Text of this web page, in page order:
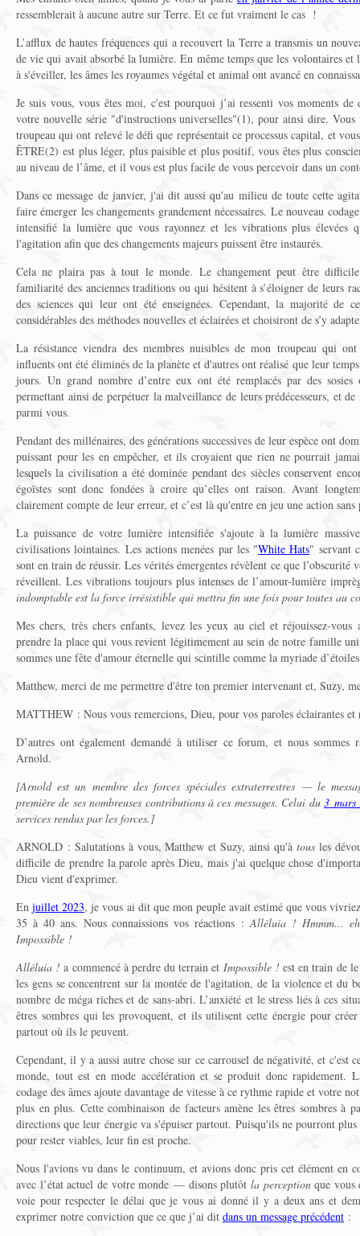
ressemblerait à aucune autre sur Terre. Et ce fut vraiment le cas !
L’afflux de hautes fréquences qui a recouvert la Terre a transmis un
de vie qui avait absorbé la lumière. En même temps que les volontaires et
à s'éveiller, les âmes les royaumes végétal et animal ont avancé en
Je suis vous, vous êtes moi, c'est pourquoi j’ai ressenti vos moments
votre nouvelle série "d'instructions universelles"(1), pour ainsi dire. Vous
troupeau qui ont relevé le défi que représentait ce processus capital, et
ÊTRE(2) est plus léger, plus paisible et plus positif, vous êtes plus
au niveau de l’âme, et il vous est plus facile de vous percevoir dans un
Dans ce message de janvier, j'ai dit aussi qu'au milieu de toute cette
faire émerger les changements grandement nécessaires. Le nouveau
intensifié la lumière que vous rayonnez et les vibrations plus élevées
l'agitation afin que des changements majeurs puissent être instaurés.
Cela ne plaira pas à tout le monde. Le changement peut être
familiarité des anciennes traditions ou qui hésitent à s’éloigner de leurs
des sciences qui leur ont été enseignées. Cependant,la majoritéde
considérables des méthodes nouvelles et éclairées et choisiront de s’y
La résistance viendra des membres nuisibles de mon troupeau qui
influents ont été éliminés de la planète et d'autres ont réalisé que leur
jours. Un grand nombre d’entre eux ont été remplacés par des
permettant ainsi de perpétuer la malveillance de leurs prédécesseurs, et
parmi vous.
Pendant des millénaires, des générations successives de leur espèce ont
puissant pour les en empêcher, et ils croyaient que rien ne pourrait
lesquels la civilisation a été dominée pendant des siècles conservent
égoïstes sont donc fondées à croire qu’elles ont raison. Avant
clairement compte de leur erreur, et c’est là qu'entre en jeu une action
La puissance de votre lumière intensifiée s'ajoute à la lumière
civilisations lointaines. Les actions menées par les "White Hats" servant
sont en train de réussir. Les vérités émergentes révèlent ce que l’obscurité
réveillent. Les vibrations toujours plus intenses de l’amour-lumière
indomptable est la force irrésistible qui mettra fin une fois pour toutes au
Mes chers, très chers enfants, levez les yeux au ciel et réjouissez-
prendre la place qui vous revient légitimement au sein de notre famille
sommes une fête d'amour éternelle qui scintille comme la myriade
Matthew, merci de me permettre d'être ton premier intervenant et, Suzy,
MATTHEW : Nous vous remercions, Dieu, pour vos paroles éclairantes et
D’autres ont également demandé à utiliser ce forum, et nous
Arnold.
[Arnold est un membre des forces spéciales extraterrestres — le
première de ses nombreuses contributions à ces messages. Celui du3 mars
services rendus par les forces.]
ARNOLD : Salutations à vous, Matthew et Suzy, ainsi qu'à tousles
difficile de prendre la parole après Dieu, mais j'ai quelque chose
Dieu vient d'exprimer.
Enjuillet 2023, je vous ai dit que mon peuple avait estimé que vous
35 à 40 ans. Nous connaissions vos réactions :Alléluia ! Hmmm...
Impossible !
Alléluia ! a commencé à perdre du terrain et Impossible ! est en train de
les gens se concentrent sur la montée de l'agitation, de la violence et du
nombre de méga riches et de sans-abri. L’anxiété et le stress liés à ces
êtres sombres qui les provoquent, et ils utilisent cette énergie pour
partout où ils le peuvent.
Cependant, il y a aussi autre chose sur ce carrousel de négativité, et c'est
monde, tout est en mode accélération et se produit donc rapidement.
codage des âmes ajoute davantage de vitesse à ce rythme rapide et votre
plus en plus. Cette combinaison de facteurs amène les êtres sombres à
directions que leur énergie va s'épuiser partout. Puisqu'ils ne pourront
pour rester viables, leur fin est proche.
Nous l'avions vu dans le continuum, et avions donc pris cet élément en
avec l’état actuel de votre monde — disons plutôt la perceptionque vous
voie pour respecter le délai que je vous ai donné il y a deux ans et
exprimer notre conviction que ce que j’ai dit dans un message précédent :